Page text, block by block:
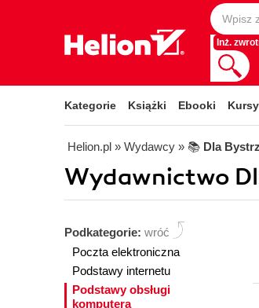
Inż.
Kategorie Książki Ebooki
Helion.pl » Wydawcy » 📚 Dla
Wydawnictwo
Podkategorie: wróć
Poczta elektroniczna
Podstawy internetu
Podstawy obsługi
komputera